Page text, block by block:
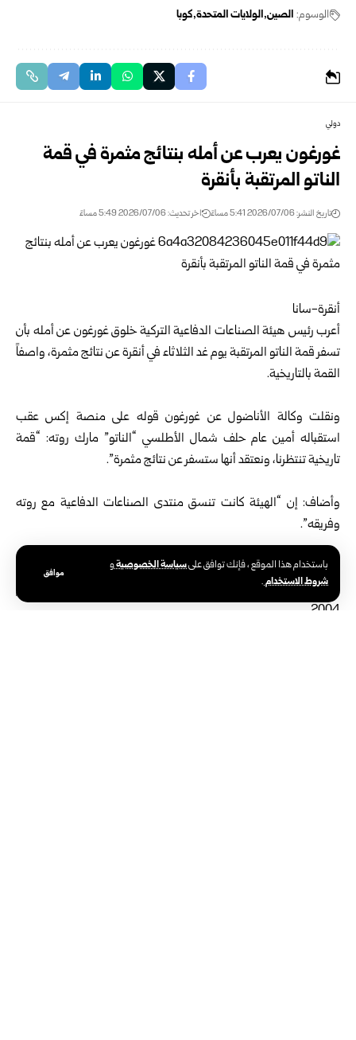
باستخدام هذا الموقع ، فإنك توافق علىسياسة الخصوصيةو
شروط الاستخدام.
موافق
الوسوم: الصين الولايات المتحدة كوبا
دولي
غورغون يعرب عن أمله بنتائج مثمرة في قمة
الناتو المرتقبة بأنقرة
تاريخ النشر: 2026/07/06 5:41 مساءً اخر تحديث: 2026/07/06 5:49 مساءً
أنقرة-سانا
أعرب رئيس هيئة الصناعات الدفاعية التركية خلوق غورغون عن أمله بأن
تسفر قمة الناتو المرتقبة يوم غد الثلاثاء في أنقرة ‏عن نتائج مثمرة، واصفاً
القمة بالتاريخية.
ونقلت وكالة الأناضول عن غورغون قوله على منصة إكس عقب
استقباله أمين عام حلف شمال الأطلسي “الناتو” مارك روته: “قمة
تاريخية تنتظرنا، ونعتقد أنها ستسفر عن نتائج مثمرة”.
وأضاف: إن “الهيئة كانت تنسق منتدى الصناعات الدفاعية مع روته
وفريقه”.
وتستضيف تركيا قمة الناتو الـ 36 يومي الثلاثاء والأربعاء، وذلك للمرة
الثانية في تاريخها بعد مرور 22 عاماً على استضافتها قمة إسطنبول عام
2004.